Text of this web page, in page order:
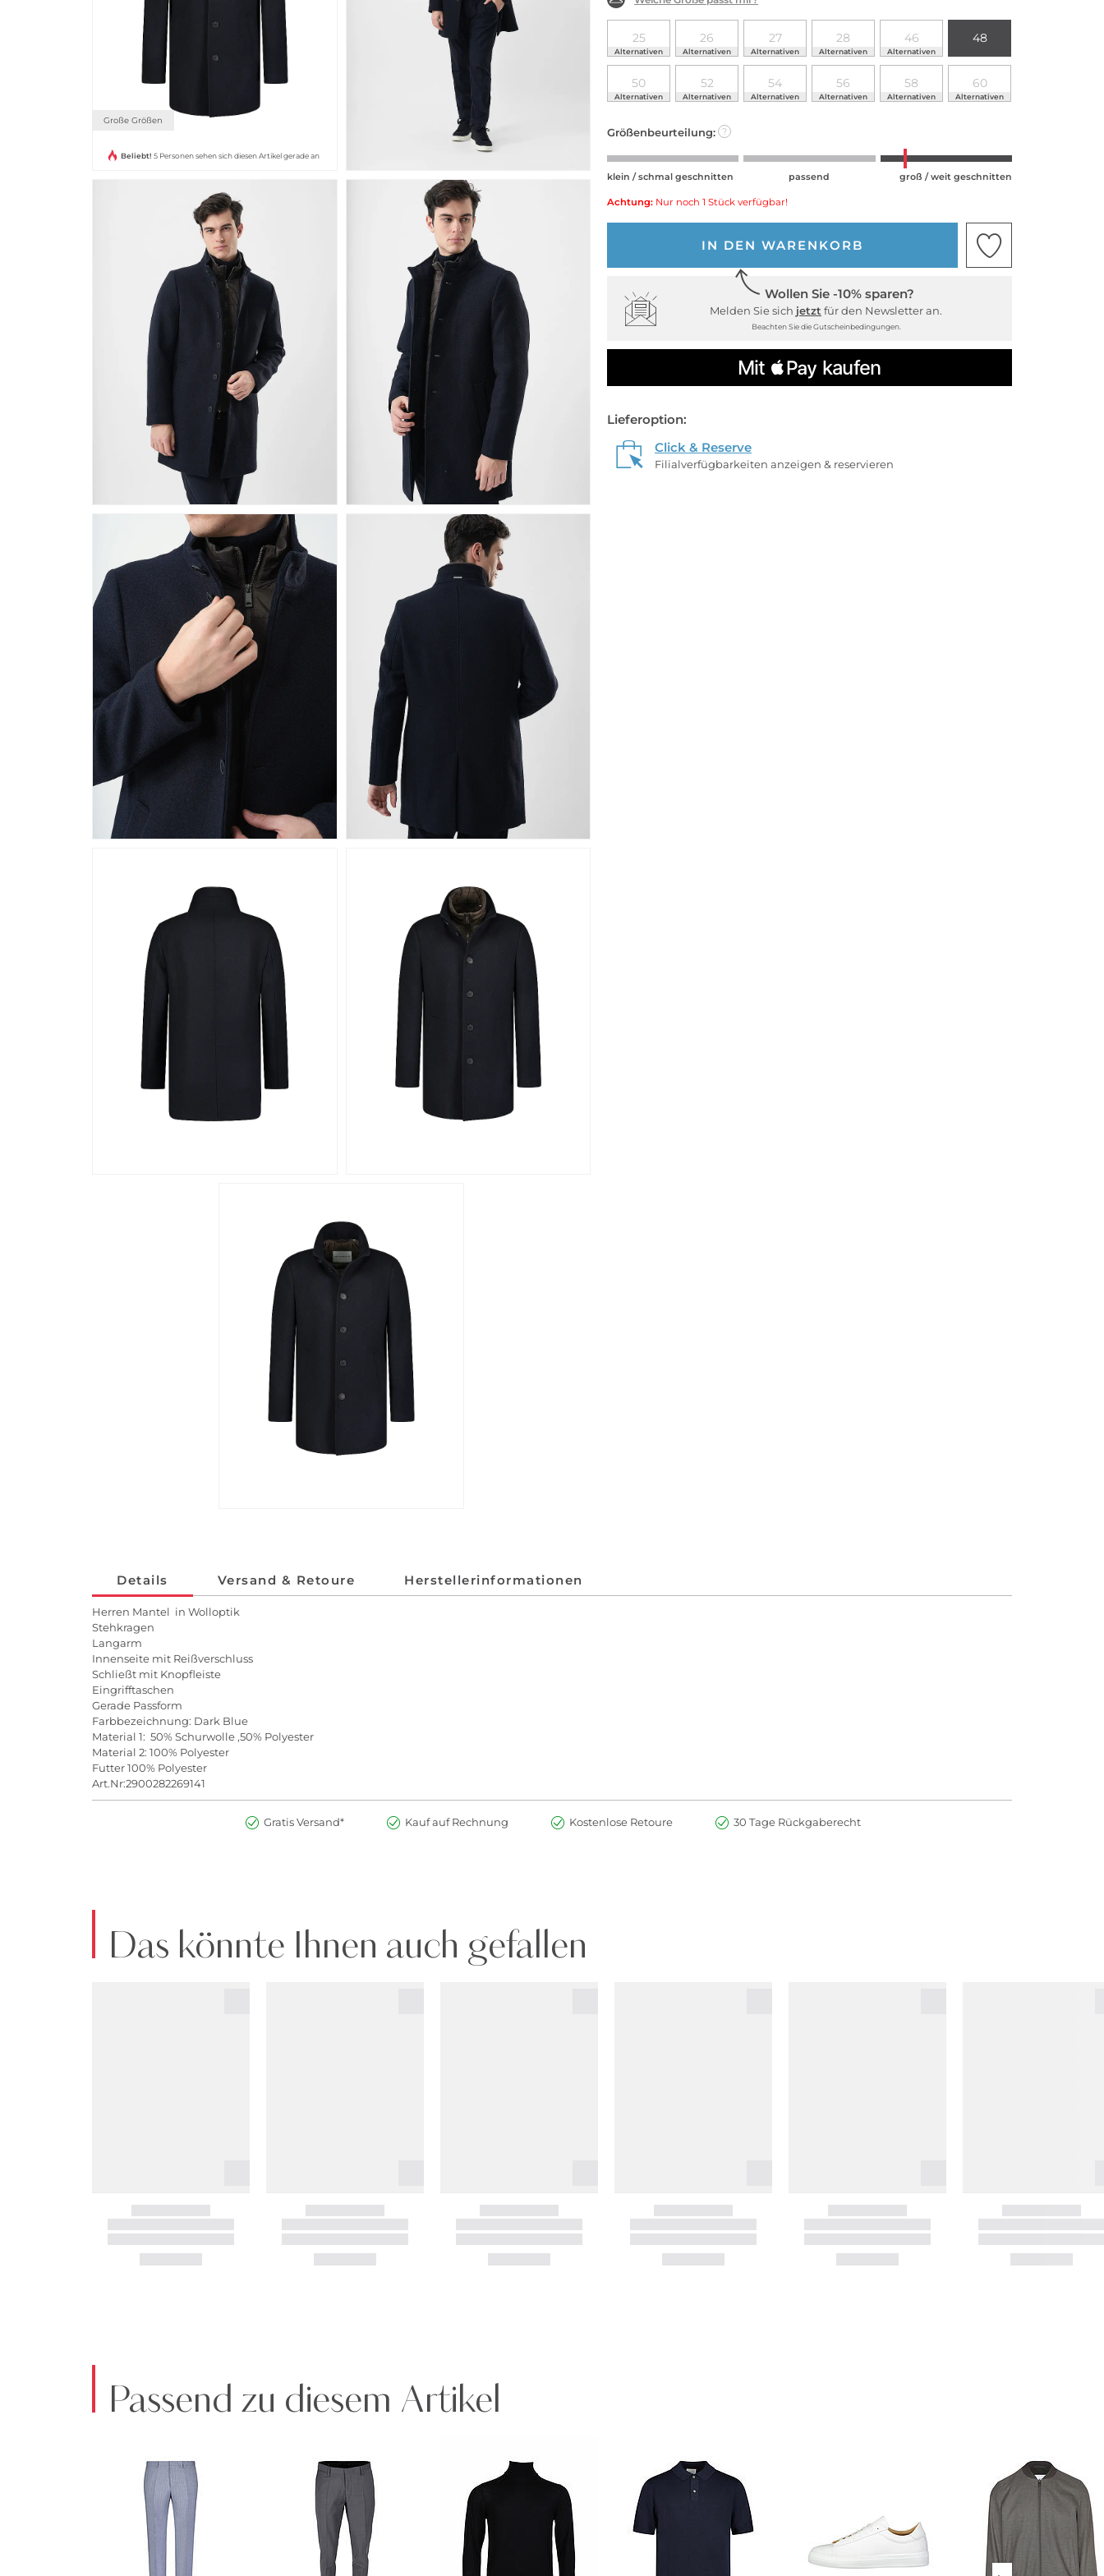
Große Größen
Beliebt! 5 Personen sehen sich diesen Artikel gerade an
25
Alternativen
26
Alternativen
27
Alternativen
28
Alternativen
46
Alternativen
48
50
Alternativen
52
Alternativen
54
Alternativen
56
Alternativen
58
Alternativen
60
Alternativen
Größenbeurteilung: ?
klein / schmal geschnitten passend groß / weit geschnitten
Achtung: Nur noch 1 Stück verfügbar!
IN DEN WARENKORB
Wollen Sie -10% sparen?
Melden Sie sich jetzt für den Newsletter an.
Beachten Sie die Gutscheinbedingungen.
Lieferoption:
Click & Reserve
Filialverfügbarkeiten anzeigen & reservieren
Details Versand & Retoure Herstellerinformationen
Herren Mantel in Wolloptik
Stehkragen
Langarm
Innenseite mit Reißverschluss
Schließt mit Knopfleiste
Eingrifftaschen
Gerade Passform
Farbbezeichnung: Dark Blue
Material 1: 50% Schurwolle ,50% Polyester
Material 2: 100% Polyester
Futter 100% Polyester
Art.Nr:2900282269141
Gratis Versand* Kauf auf Rechnung Kostenlose Retoure 30 Tage Rückgaberecht
Das könnte Ihnen auch gefallen
Passend zu diesem Artikel